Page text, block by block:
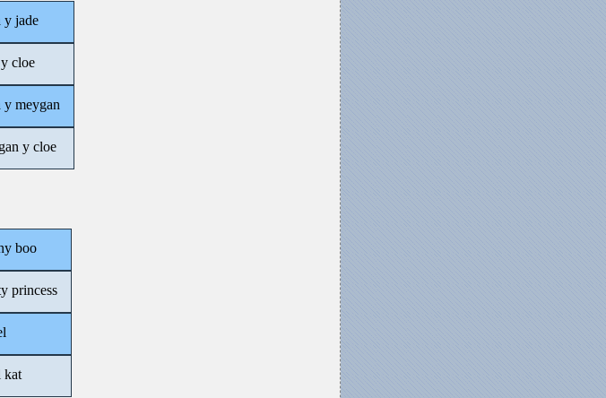
y jade
cloe
y meygan
y cloe
boo
princess
kat